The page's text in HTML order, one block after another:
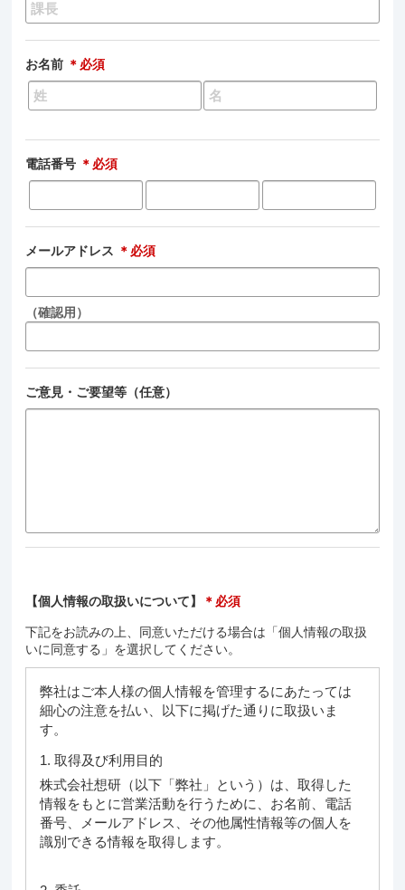
お名前 ＊必須
電話番号 ＊必須
メールアドレス ＊必須
（確認用）
ご意見・ご要望等（任意）
【個人情報の取扱いについて】 ＊必須
下記をお読みの上、同意いただける場合は「個人情報の取扱
いに同意する」を選択してください。
弊社はご本人様の個人情報を管理するにあたっては
細心の注意を払い、以下に掲げた通りに取扱いま
す。
1. 取得及び利用目的
株式会社想研（以下「弊社」という）は、取得した
情報をもとに営業活動を行うために、お名前、電話
番号、メールアドレス、その他属性情報等の個人を
識別できる情報を取得します。